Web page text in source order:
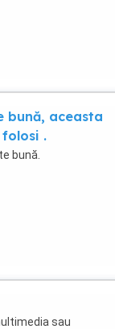
bună, aceasta
.
bună.
sau